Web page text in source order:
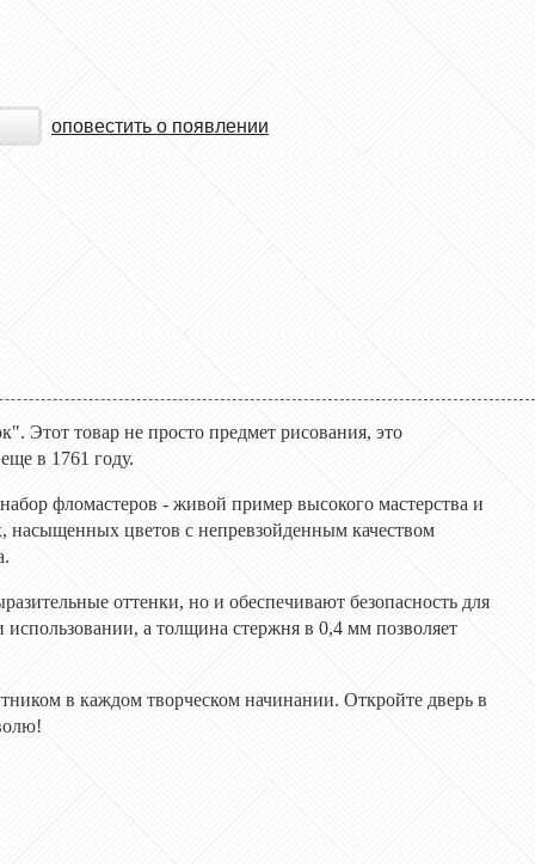
оповестить о появлении
Этот товар не просто предмет рисования, это
в 1761 году.
фломастеров - живой пример высокого мастерства и
насыщенных цветов с непревзойденным качеством
оттенки, но и обеспечивают безопасность для
использовании, а толщина стержня в 0,4 мм позволяет
в каждом творческом начинании. Откройте дверь в